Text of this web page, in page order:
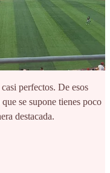
perfectos. De esos
se supone tienes poco
destacada.